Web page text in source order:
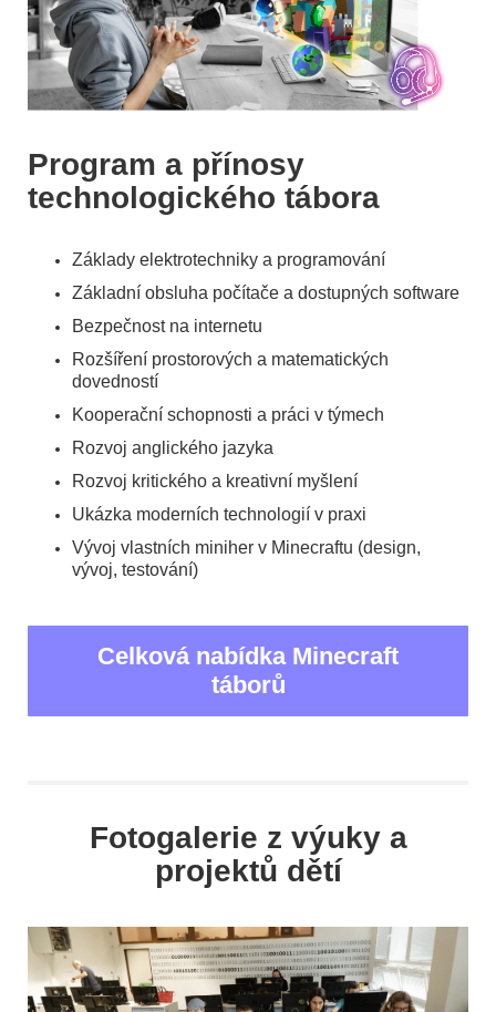
Program a přínosy
technologického tábora
Základy elektrotechniky a programování
Základní obsluha počítače a dostupných software
Bezpečnost na internetu
Rozšíření prostorových a matematických
dovedností
Kooperační schopnosti a práci v týmech
Rozvoj anglického jazyka
Rozvoj kritického a kreativní myšlení
Ukázka moderních technologií v praxi
Vývoj vlastních miniher v Minecraftu (design,
vývoj, testování)
Celková nabídka Minecraft
táborů
Fotogalerie z výuky a
projektů dětí